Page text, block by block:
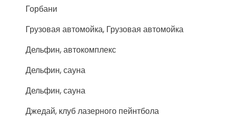
Горбани
Грузовая автомойка, Грузовая автомойка
Дельфин, автокомплекс
Дельфин, сауна
Дельфин, сауна
Джедай, клуб лазерного пейнтбола